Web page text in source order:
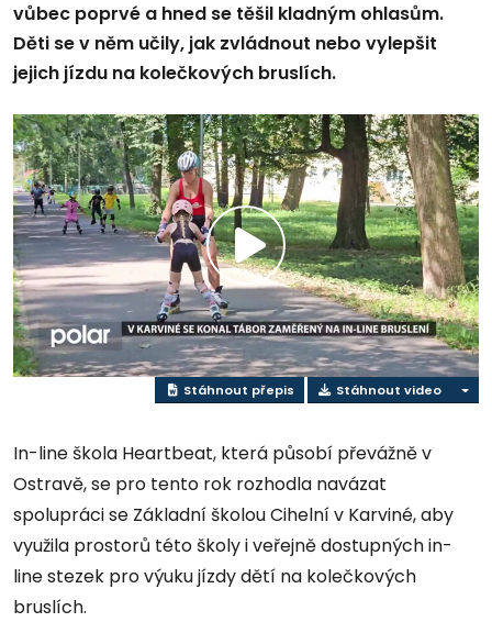
vůbec poprvé a hned se těšil kladným ohlasům.
Děti se v něm učily, jak zvládnout nebo vylepšit
jejich jízdu na kolečkových bruslích.
Přehrát
video
Stáhnout přepis Stáhnout video
In-line škola Heartbeat, která působí převážně v
Ostravě, se pro tento rok rozhodla navázat
spolupráci se Základní školou Cihelní v Karviné, aby
využila prostorů této školy i veřejně dostupných in-
line stezek pro výuku jízdy dětí na kolečkových
bruslích.